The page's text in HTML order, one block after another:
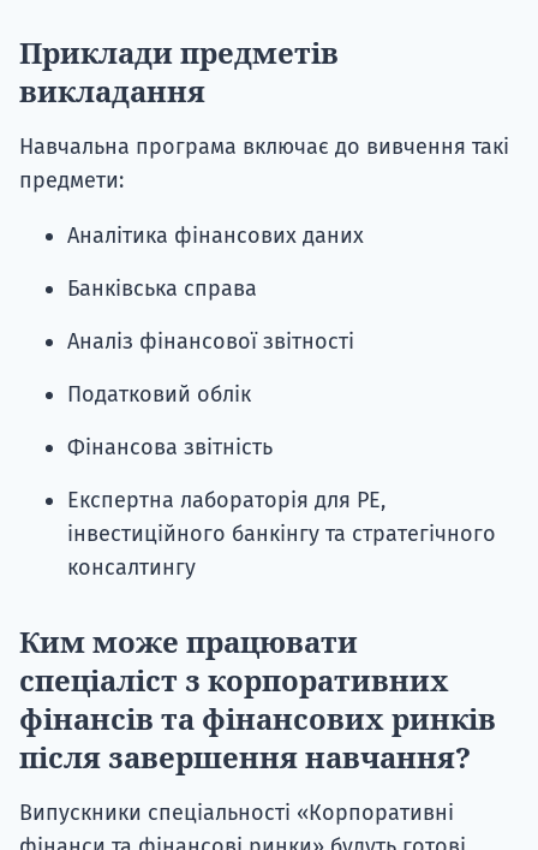
Приклади предметів
викладання
Навчальна програма включає до вивчення такі
предмети:
Аналітика фінансових даних
Банківська справа
Аналіз фінансової звітності
Податковий облік
Фінансова звітність
Експертна лабораторія для PE,
інвестиційного банкінгу та стратегічного
консалтингу
Ким може працювати
спеціаліст з корпоративних
фінансів та фінансових ринків
після завершення навчання?
Випускники спеціальності «Корпоративні